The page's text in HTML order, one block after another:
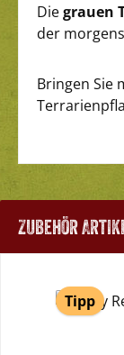
Diegrauen
der
Bringen Sie
Zubehör
Tipp